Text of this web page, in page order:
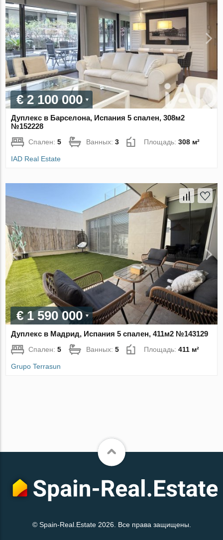
€ 2 100 000
Дуплекс в Барселона, Испания 5 спален, 308м2
№152228
Спален:5 Ванных:3 Площадь:308 м²
IAD Real Estate
€ 1 590 000
Дуплекс в Мадрид, Испания 5 спален, 411м2 №143129
Спален:5 Ванных:5 Площадь:411 м²
Grupo Terrasun
© Spain-Real.Estate 2026. Все права защищены.